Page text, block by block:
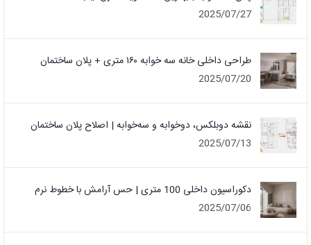
2025/07/27
طراحی داخلی خانه سه خوابه ۱۶۰ متری + پلان ساختمان
2025/07/20
نقشه دوبلکس، دوخوابه و سه‌خوابه | اصلاح پلان ساختمان
2025/07/13
دکوراسیون داخلی 100 متری | حس آرامش با خطوط نرم
2025/07/06